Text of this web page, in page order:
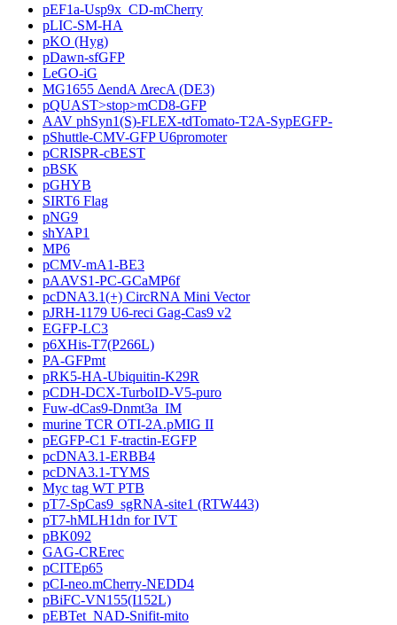
pEF1a-Usp9x_CD-mCherry
pLIC-SM-HA
pKO (Hyg)
pDawn-sfGFP
LeGO-iG
MG1655 ΔendA ΔrecA (DE3)
pQUAST>stop>mCD8-GFP
AAV phSyn1(S)-FLEX-tdTomato-T2A-SypEGFP-
pShuttle-CMV-GFP U6promoter
pCRISPR-cBEST
pBSK
pGHYB
SIRT6 Flag
pNG9
shYAP1
MP6
pCMV-mA1-BE3
pAAVS1-PC-GCaMP6f
pcDNA3.1(+) CircRNA Mini Vector
pJRH-1179 U6-reci Gag-Cas9 v2
EGFP-LC3
p6XHis-T7(P266L)
PA-GFPmt
pRK5-HA-Ubiquitin-K29R
pCDH-DCX-TurboID-V5-puro
Fuw-dCas9-Dnmt3a_IM
murine TCR OTI-2A.pMIG II
pEGFP-C1 F-tractin-EGFP
pcDNA3.1-ERBB4
pcDNA3.1-TYMS
Myc tag WT PTB
pT7-SpCas9_sgRNA-site1 (RTW443)
pT7-hMLH1dn for IVT
pBK092
GAG-CRErec
pCITEp65
pCI-neo.mCherry-NEDD4
pBiFC-VN155(I152L)
pEBTet_NAD-Snifit-mito